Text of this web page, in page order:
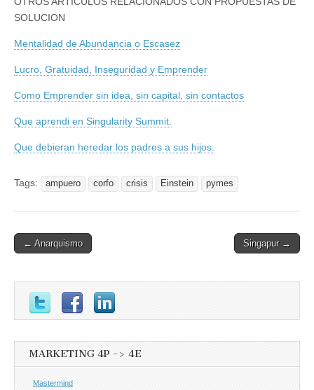
SOLUCION
Mentalidad de Abundancia o Escasez
Lucro, Gratuidad, Inseguridad y Emprender
Como Emprender sin idea, sin capital, sin contactos
Que aprendi en Singularity Summit.
Que debieran heredar los padres a sus hijos.
Tags: ampuero corfo crisis Einstein pymes
Post
← Anarquismo Singapur →
MARKETING 4P -> 4E
Mastermind